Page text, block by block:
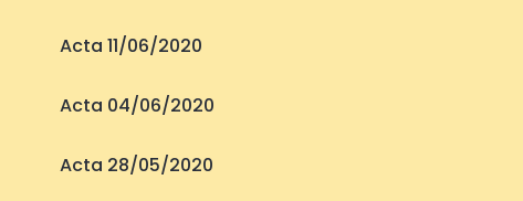
Acta 11/06/2020
Acta 04/06/2020
Acta 28/05/2020